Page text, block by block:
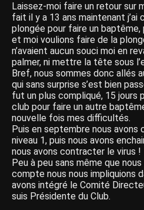
Laissez-moi faire un retour sur
fait il y a 13 ans maintenant j’ai
plongée pour faire un baptême,
et moi voulions faire de la
n’avaient aucun souci moi en
palmer, ni mettre la tête sous
Bref, nous sommes donc allés
qui sans surprise s’est bien
fut un plus compliqué, 15 jours
club pour faire un autre
nouvelle fois mes difficultés.
Puis en septembre nous avons
niveau 1, puis nous avons
nous avons contracter le virus !
Peu à peu sans même que
compte nous nous impliquions
avons intégré le Comité
suis Présidente du Club.